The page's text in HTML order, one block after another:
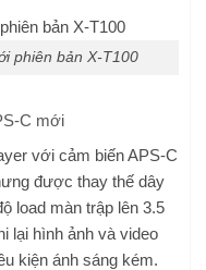
phiên bản X-T100
C mới
với cảm biến APS-C
được thay thế dây
load màn trập lên 3.5
lại hình ảnh và video
kiện ánh sáng kém.